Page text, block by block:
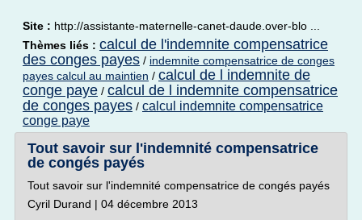
Site : http://assistante-maternelle-canet-daude.over-blo ...
Thèmes liés : calcul de l'indemnite compensatrice
des conges payes / indemnite compensatrice de conges
payes calcul au maintien / calcul de l indemnite de
conge paye / calcul de l indemnite compensatrice
de conges payes / calcul indemnite compensatrice
conge paye
Tout savoir sur l'indemnité compensatrice
de congés payés
Tout savoir sur l'indemnité compensatrice de congés payés
Cyril Durand | 04 décembre 2013